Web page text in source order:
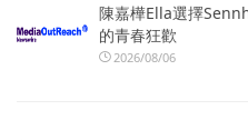
陳嘉樺Ella選擇
的青春狂歡
2026/08/06